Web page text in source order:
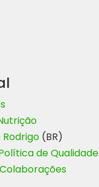
(BR)
de Qualidade